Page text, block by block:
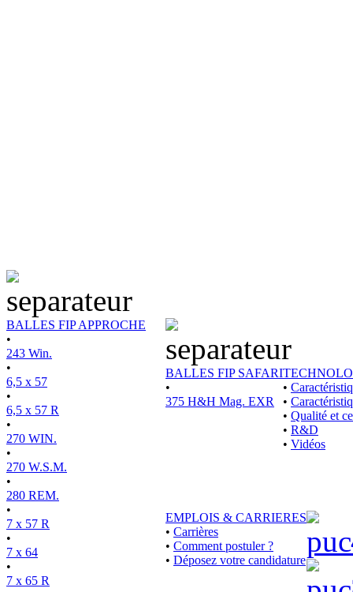
BALLES FIP APPROCHE
•
243 Win.
•
6,5 x 57
•
6,5 x 57 R
•
270 WIN.
•
270 W.S.M.
•
280 REM.
•
7 x 57 R
•
7 x 64
•
7 x 65 R
BALLES FIP SAFARI
•
375 H&H Mag. EXR
•
•
• Qualité et
• R&D
• Vidéos
EMPLOIS & CARRIERES
• Carrières
• Comment postuler ?
• Déposez votre candidature